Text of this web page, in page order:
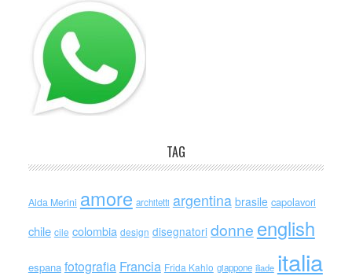
TAG
Alda Merini amore architetti argentina brasile capolavori
chile cile colombia design disegnatori donne english
espana fotografia Francia Frida Kahlo giappone iliade italia